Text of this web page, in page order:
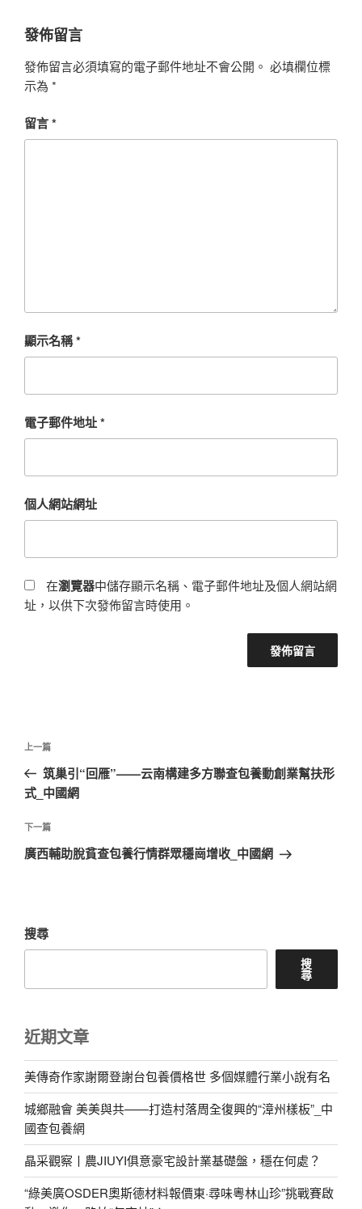
發佈留言
發佈留言必須填寫的電子郵件地址不會公開。 必填欄位標
示為 *
留言*
顯示名稱*
電子郵件地址*
個人網站網址
在瀏覽器中儲存顯示名稱、電子郵件地址及個人網站網
址，以供下次發佈留言時使用。
文
導
覽
上
一
篇
章
上一篇
筑巢引“回雁”——云南構建多方聯查包養動創業幫扶形
式_中國網
下
一
下一篇
廣西輔助脫貧查包養行情群眾穩崗增收_中國網
搜尋
搜
尋
近期文章
美傳奇作家謝爾登謝台包養價格世 多個媒體行業小說有名
城鄉融會 美美與共——打造村落周全復興的“漳州樣板”_中
國查包養網
晶采觀察丨農JIUYI俱意豪宅設計業基礎盤，穩在何處？
“綠美廣OSDER奧斯德材料報價東·尋味粵林山珍”挑戰賽啟